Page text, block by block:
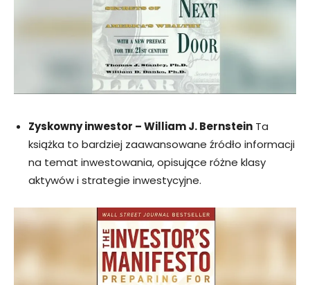
Zyskowny inwestor – William J. Bernstein Ta
książka to bardziej zaawansowane źródło informacji
na temat inwestowania, opisujące różne klasy
aktywów i strategie inwestycyjne.